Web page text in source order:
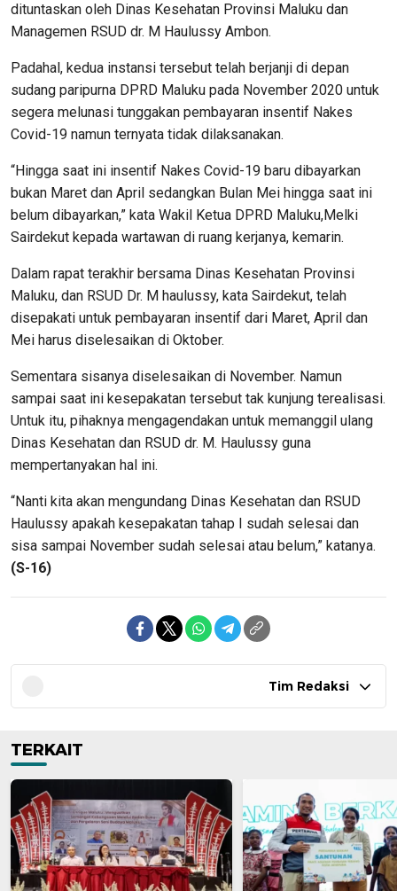
dituntaskan oleh Dinas Kesehatan Provinsi Maluku dan
Managemen RSUD dr. M Haulussy Ambon.
Padahal, kedua instansi tersebut telah berjanji di depan
sudang paripurna DPRD Maluku pada November 2020 untuk
segera melunasi tunggakan pembayaran insentif Nakes
Covid-19 namun ternyata tidak dilaksanakan.
“Hingga saat ini insentif Nakes Covid-19 baru dibayarkan
bukan Maret dan April sedangkan Bulan Mei hingga saat ini
belum dibayarkan,” kata Wakil Ketua DPRD Maluku,Melki
Sairdekut kepada wartawan di ruang kerjanya, kemarin.
Dalam rapat terakhir bersama Dinas Kesehatan Provinsi
Maluku, dan RSUD Dr. M haulussy, kata Sairdekut, telah
disepakati untuk pembayaran insentif dari Maret, April dan
Mei harus diselesaikan di Oktober.
Sementara sisanya diselesaikan di November. Namun
sampai saat ini kesepakatan tersebut tak kunjung terealisasi.
Untuk itu, pihaknya mengagendakan untuk memanggil ulang
Dinas Kesehatan dan RSUD dr. M. Haulussy guna
mempertanyakan hal ini.
“Nanti kita akan mengundang Dinas Kesehatan dan RSUD
Haulussy apakah kesepakatan tahap I sudah selesai dan
sisa sampai November sudah selesai atau belum,” katanya.
(S-16)
Tim Redaksi
TERKAIT